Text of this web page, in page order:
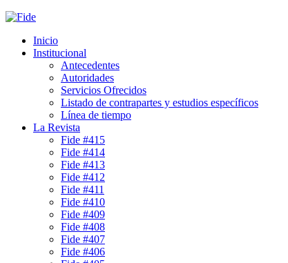
Inicio
Institucional
Antecedentes
Autoridades
Servicios Ofrecidos
Listado de contrapartes y estudios específicos
Línea de tiempo
La Revista
Fide #415
Fide #414
Fide #413
Fide #412
Fide #411
Fide #410
Fide #409
Fide #408
Fide #407
Fide #406